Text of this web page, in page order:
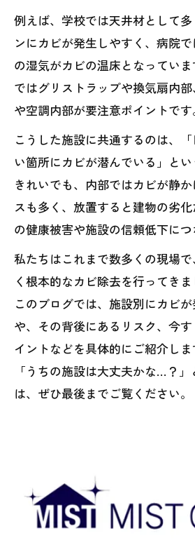
例えば、学校では天井材として
ンにカビが発生しやすく、病院
の湿気がカビの温床となってい
ではグリストラップや換気扇内
や空調内部が要注意ポイントです
こうした施設に共通するのは、
い箇所にカビが潜んでいる」と
きれいでも、内部ではカビが静
スも多く、放置すると建物の劣
の健康被害や施設の信頼低下につ
私たちはこれまで数多くの現場
く根本的なカビ除去を行ってきま
このブログでは、施設別にカビ
や、その背後にあるリスク、今
イントなどを具体的にご紹介しま
「うちの施設は大丈夫かな…？
は、ぜひ最後までご覧ください。